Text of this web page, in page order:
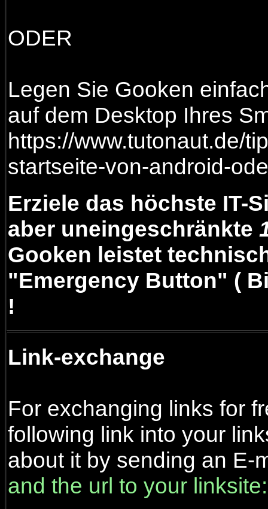
ODER
Legen Sie Gooken
auf dem Desktop Ihres
https://www.tutonaut.de/
startseite-von-android-
Erziele das höchste IT-
aber uneingeschränkte
Gooken leistet
"Emergency Button" (
!
Link-exchange
For exchanging links for
following link into your
about it by sending an E-
and the url to your linksite: